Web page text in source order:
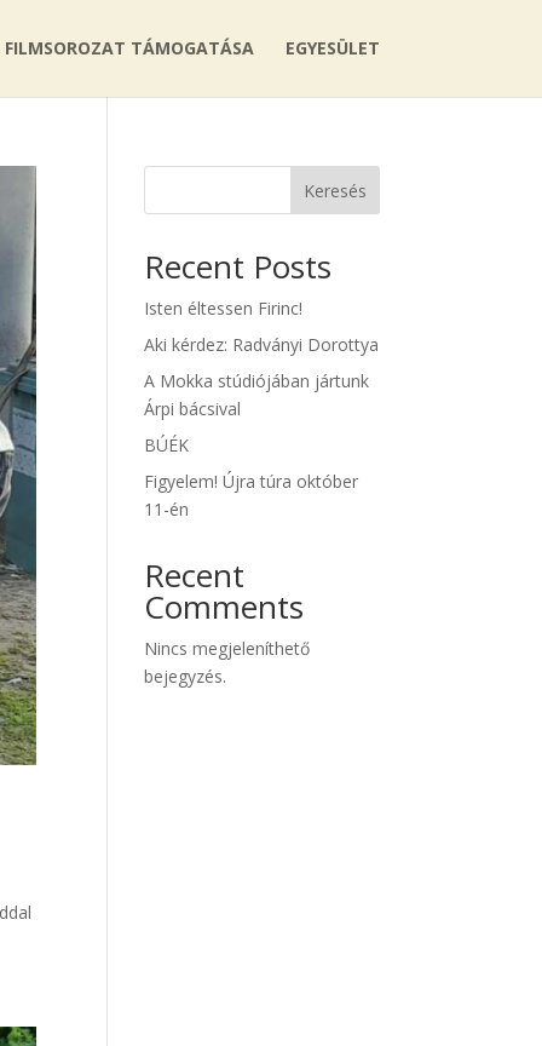
FILMSOROZAT TÁMOGATÁSA EGYESÜLET
Keresés
Recent Posts
Isten éltessen Firinc!
Aki kérdez: Radványi Dorottya
A Mokka stúdiójában jártunk
Árpi bácsival
BÚÉK
Figyelem! Újra túra október
11-én
Recent
Comments
Nincs megjeleníthető
bejegyzés.